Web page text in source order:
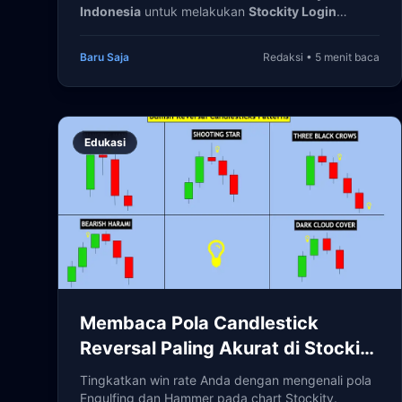
Indonesia untuk melakukan Stockity Login
Baru Saja Redaksi • 5 menit baca
Edukasi
Membaca Pola Candlestick
Reversal Paling Akurat di Stockity
Web
Tingkatkan win rate Anda dengan mengenali pola
Engulfing dan Hammer pada chart Stockity.